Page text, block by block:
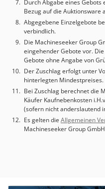
professioneller
Satz Verlängerungen,
Konfiguration der
Spannen von Drehteilen.
gefrästen und gedrehten
Werkzeugkontrolle, *
Luftfahrtteilen, *
Qualitätskontrolle von
Herstellungsjahr 2021
Offline- und Online-
befindet sich in
ein Hexagon-Service zur
Durch Abgabe eines
Bezug auf die Auktionsware
Abgegebene Einzelgebote
verbindlich.
Die Machineseeker Group
eingehender Gebote vor.
Gebote ohne Angabe von
Der Zuschlag erfolgt unter
hinterlegten Mindestpreises.
Bei Zuschlag berechnet die
Käufer Kaufnebenkosten
(sofern nicht anderslautend
Es gelten die Allgemeinen
Machineseeker Group